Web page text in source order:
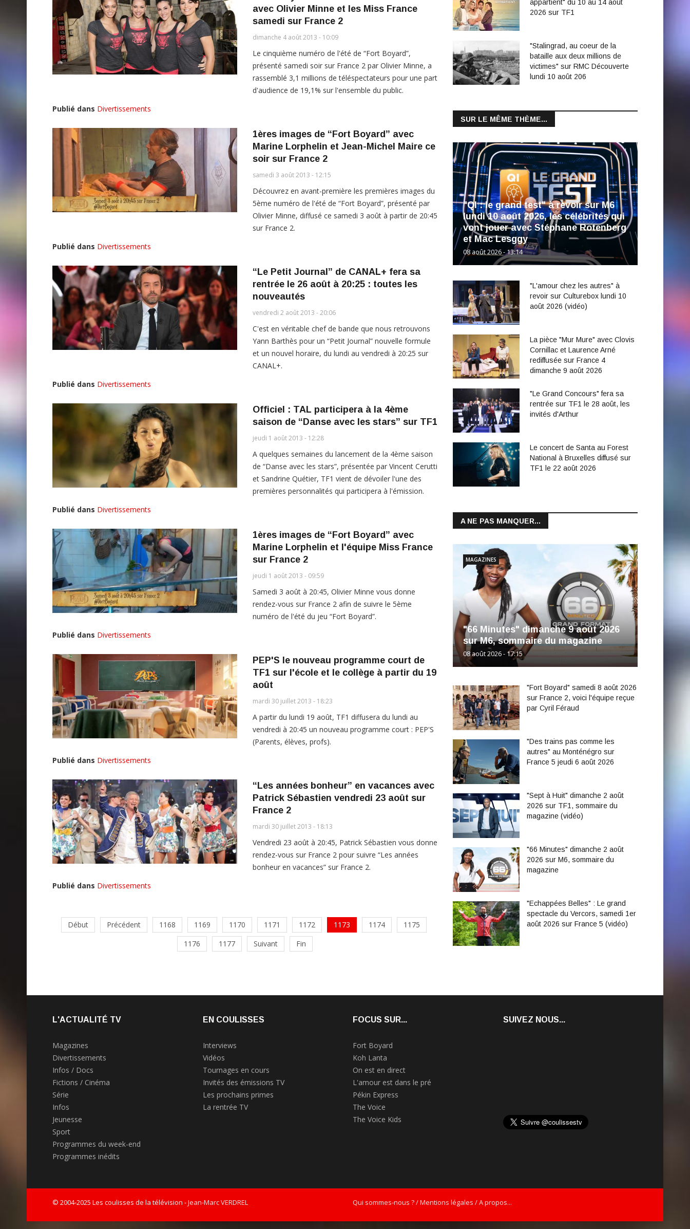
avec Olivier Minne et les Miss France
samedi sur France 2
dimanche 4 août 2013 - 10:09
Le cinquième numéro de l'été de “Fort Boyard”,
présenté samedi soir sur France 2 par Olivier Minne, a
rassemblé 3,1 millions de téléspectateurs pour une part
d'audience de 19,1% sur l'ensemble du public.
Publié dans Divertissements
1ères images de “Fort Boyard” avec
Marine Lorphelin et Jean-Michel Maire ce
soir sur France 2
samedi 3 août 2013 - 12:15
Découvrez en avant-première les premières images du
5ème numéro de l'été de “Fort Boyard”, présenté par
Olivier Minne, diffusé ce samedi 3 août à partir de 20:45
sur France 2.
Publié dans Divertissements
“Le Petit Journal” de CANAL+ fera sa
rentrée le 26 août à 20:25 : toutes les
nouveautés
vendredi 2 août 2013 - 20:06
C'est en véritable chef de bande que nous retrouvons
Yann Barthès pour un “Petit Journal” nouvelle formule
et un nouvel horaire, du lundi au vendredi à 20:25 sur
CANAL+.
Publié dans Divertissements
Officiel : TAL participera à la 4ème
saison de “Danse avec les stars” sur TF1
jeudi 1 août 2013 - 12:28
A quelques semaines du lancement de la 4ème saison
de “Danse avec les stars”, présentée par Vincent Cerutti
et Sandrine Quétier, TF1 vient de dévoiler l'une des
premières personnalités qui participera à l'émission.
Publié dans Divertissements
1ères images de “Fort Boyard” avec
Marine Lorphelin et l'équipe Miss France
sur France 2
jeudi 1 août 2013 - 09:59
Samedi 3 août à 20:45, Olivier Minne vous donne
rendez-vous sur France 2 afin de suivre le 5ème
numéro de l'été du jeu “Fort Boyard”.
Publié dans Divertissements
PEP'S le nouveau programme court de
TF1 sur l'école et le collège à partir du 19
août
mardi 30 juillet 2013 - 18:23
A partir du lundi 19 août, TF1 diffusera du lundi au
vendredi à 20:45 un nouveau programme court : PEP'S
(Parents, élèves, profs).
Publié dans Divertissements
“Les années bonheur” en vacances avec
Patrick Sébastien vendredi 23 août sur
France 2
mardi 30 juillet 2013 - 18:13
Vendredi 23 août à 20:45, Patrick Sébastien vous donne
rendez-vous sur France 2 pour suivre “Les années
bonheur en vacances” sur France 2.
Publié dans Divertissements
Début Précédent 1168 1169 1170 1171 1172 1173 1174
1175
1176
1177 Suivant Fin
appartient" du 10 au 14 août
2026 sur TF1
"Stalingrad, au coeur de la
bataille aux deux millions de
victimes" sur RMC Découverte
lundi 10 août 206
SUR LE MÊME THÈME...
"QI : le grand test" à revoir sur M6
lundi 10 août 2026, les célébrités qui
vont jouer avec Stéphane Rotenberg
et Mac Lesggy
08 août 2026 - 13:14
"L'amour chez les autres" à
revoir sur Culturebox lundi 10
août 2026 (vidéo)
La pièce "Mur Mure" avec Clovis
Cornillac et Laurence Arné
rediffusée sur France 4
dimanche 9 août 2026
"Le Grand Concours" fera sa
rentrée sur TF1 le 28 août, les
invités d'Arthur
Le concert de Santa au Forest
National à Bruxelles diffusé sur
TF1 le 22 août 2026
A NE PAS MANQUER...
"66 Minutes" dimanche 9 août 2026
sur M6, sommaire du magazine
08 août 2026 - 17:15
MAGAZINES
"Fort Boyard" samedi 8 août 2026
sur France 2, voici l'équipe reçue
par Cyril Féraud
"Des trains pas comme les
autres" au Monténégro sur
France 5 jeudi 6 août 2026
"Sept à Huit" dimanche 2 août
2026 sur TF1, sommaire du
magazine (vidéo)
"66 Minutes" dimanche 2 août
2026 sur M6, sommaire du
magazine
"Echappées Belles" : Le grand
spectacle du Vercors, samedi 1er
août 2026 sur France 5 (vidéo)
L'ACTUALITÉ TV
Magazines
Divertissements
Infos / Docs
Fictions / Cinéma
Série
Infos
Jeunesse
Sport
Programmes du week-end
Programmes inédits
EN COULISSES
Interviews
Vidéos
Tournages en cours
Invités des émissions TV
Les prochains primes
La rentrée TV
FOCUS SUR...
Fort Boyard
Koh Lanta
On est en direct
L'amour est dans le pré
Pékin Express
The Voice
The Voice Kids
SUIVEZ NOUS...
© 2004-2025 Les coulisses de la télévision -Jean-Marc VERDREL Qui sommes-nous ? / Mentions légales / A propos...